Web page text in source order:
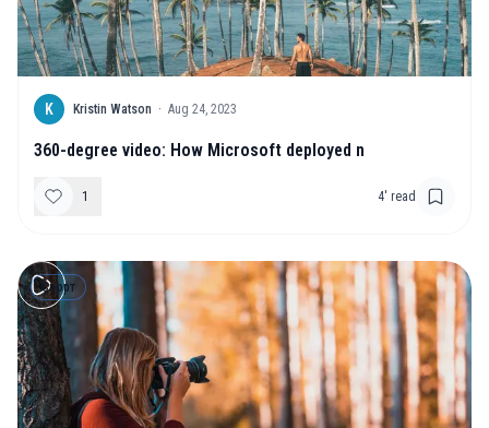
K Kristin Watson · Aug 24, 2023
360-degree video: How Microsoft deployed n
1 4' read
Спорт